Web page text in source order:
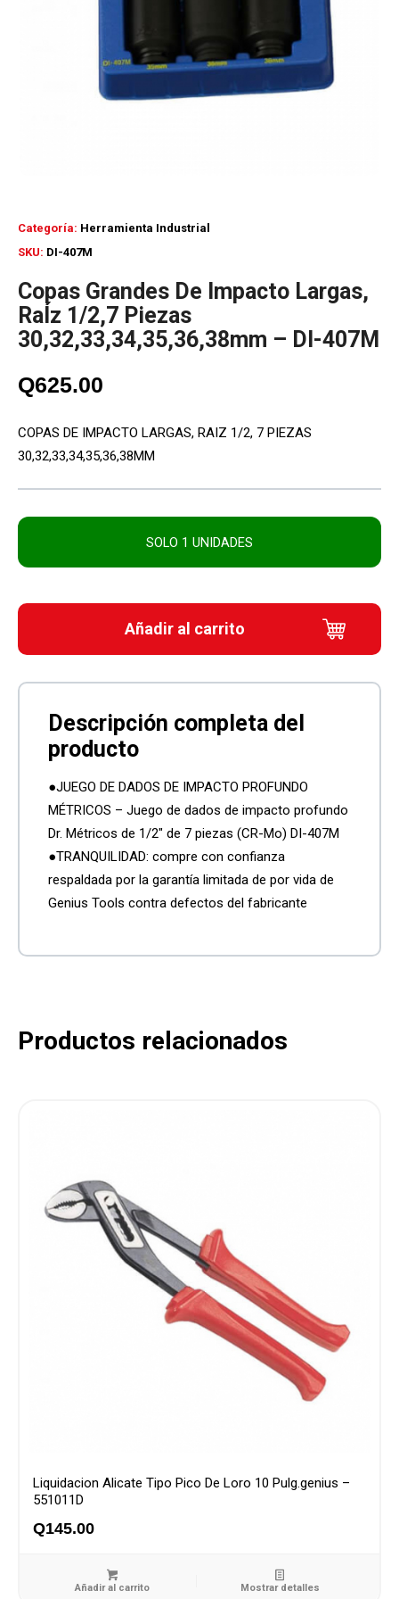
SKU: DI-407M
Categoría: Herramienta Industrial
Copas Grandes De Impacto Largas,
RaÍz 1/2,7 Piezas
30,32,33,34,35,36,38mm – DI-407M
Q625.00
COPAS DE IMPACTO LARGAS, RAIZ 1/2, 7 PIEZAS
30,32,33,34,35,36,38MM
SOLO 1 UNIDADES
Añadir al carrito
●JUEGO DE DADOS DE IMPACTO PROFUNDO
MÉTRICOS – Juego de dados de impacto profundo
Dr. Métricos de 1/2″ de 7 piezas (CR-Mo) DI-407M
●TRANQUILIDAD: compre con confianza
respaldada por la garantía limitada de por vida de
Genius Tools contra defectos del fabricante
Productos relacionados
Liquidacion Alicate Tipo Pico De Loro 10 Pulg.genius –
551011D
Q145.00
Añadir al carrito Mostrar detalles